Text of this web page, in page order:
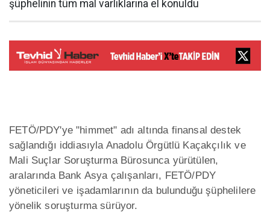
şüphelinin tüm mal varlıklarına el konuldu
FETÖ/PDY'ye "himmet" adı altında finansal destek
sağlandığı iddiasıyla Anadolu Örgütlü Kaçakçılık ve
Mali Suçlar Soruşturma Bürosunca yürütülen,
aralarında Bank Asya çalışanları, FETÖ/PDY
yöneticileri ve işadamlarının da bulunduğu şüphelilere
yönelik soruşturma sürüyor.